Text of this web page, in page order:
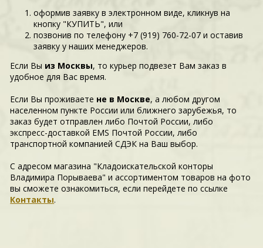
оформив заявку в электронном виде, кликнув на
кнопку "КУПИТЬ", или
позвонив по телефону +7 (919) 760-72-07 и оставив
заявку у наших менеджеров.
Если Вы из Москвы, то курьер подвезет Вам заказ в
удобное для Вас время.
Если Вы проживаете не в Москве, а любом другом
населенном пункте России или ближнего зарубежья, то
заказ будет отправлен либо Почтой России, либо
экспресс-доставкой EMS Почтой России, либо
транспортной компанией СДЭК на Ваш выбор.
С адресом магазина "Кладоискательской конторы
Владимира Порываева" и ассортиментом товаров на фото
вы сможете ознакомиться, если перейдете по ссылке
Контакты.